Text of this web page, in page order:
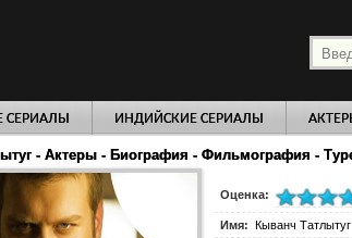
СЕРИАЛЫ ИНДИЙСКИЕ СЕРИАЛЫ
- Актеры - Биография - Фильмография -
Оценка:
Имя: Кыванч Татлытуг